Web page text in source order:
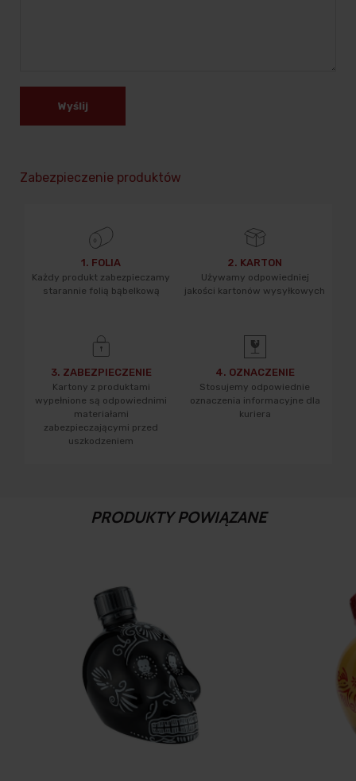
Wyślij
Zabezpieczenie produktów
1. FOLIA
Każdy produkt zabezpieczamy
starannie folią bąbelkową
2. KARTON
Używamy odpowiedniej
jakości kartonów wysyłkowych
3. ZABEZPIECZENIE
Kartony z produktami
wypełnione są odpowiednimi
materiałami
zabezpieczającymi przed
uszkodzeniem
4. OZNACZENIE
Stosujemy odpowiednie
oznaczenia informacyjne dla
kuriera
PRODUKTY POWIĄZANE